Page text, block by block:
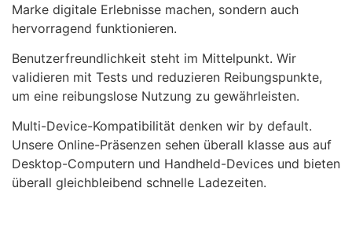
Marke digitale Erlebnisse machen, sondern auch
hervorragend funktionieren.
Benutzerfreundlichkeit steht im Mittelpunkt. Wir
validieren mit Tests und reduzieren Reibungspunkte,
um eine reibungslose Nutzung zu gewährleisten.
Multi-Device-Kompatibilität denken wir by default.
Unsere Online-Präsenzen sehen überall klasse aus auf
Desktop-Computern und Handheld-Devices und bieten
überall gleichbleibend schnelle Ladezeiten.